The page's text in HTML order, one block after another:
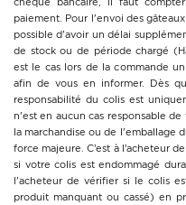
paiement. Pour l'envoi des
possible d'avoir un délai
de stock ou de période chargé
est le cas lors de la commande
afin de vous en informer. Dès
responsabilité du colis est
n'est en aucun cas responsable
la marchandise ou de l'emballage
force majeure. C’est à l’acheteur
si votre colis est endommagé
l'acheteur de vérifier si le colis
produit manquant ou cassé) en